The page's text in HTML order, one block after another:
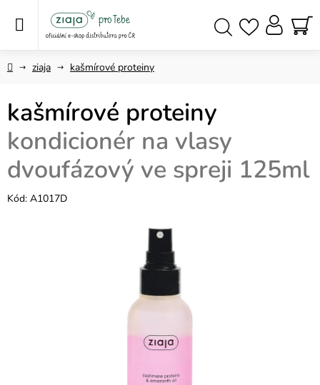
Domůziaja kašmírové proteiny
kašmírové proteiny
kondicionér na vlasy
dvoufázový ve spreji 125ml
Kód: A1017D